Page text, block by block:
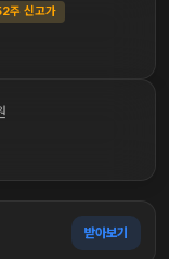
주 신고가
받아보기